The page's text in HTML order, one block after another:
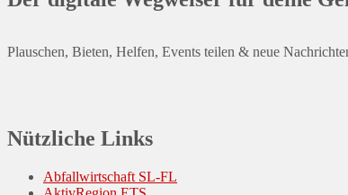
Plauschen, Bieten, Helfen, Events teilen & neue
Nützliche Links
Abfallwirtschaft SL-FL